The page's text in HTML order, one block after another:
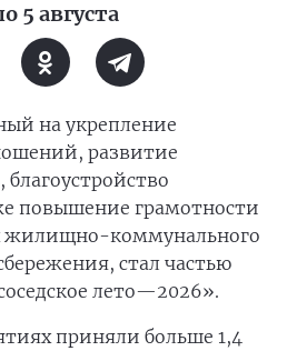
5 августа
на укрепление
развитие
повышение грамотности
жилищно-коммунального
стал частью
лето—2026».
приняли больше 1,4